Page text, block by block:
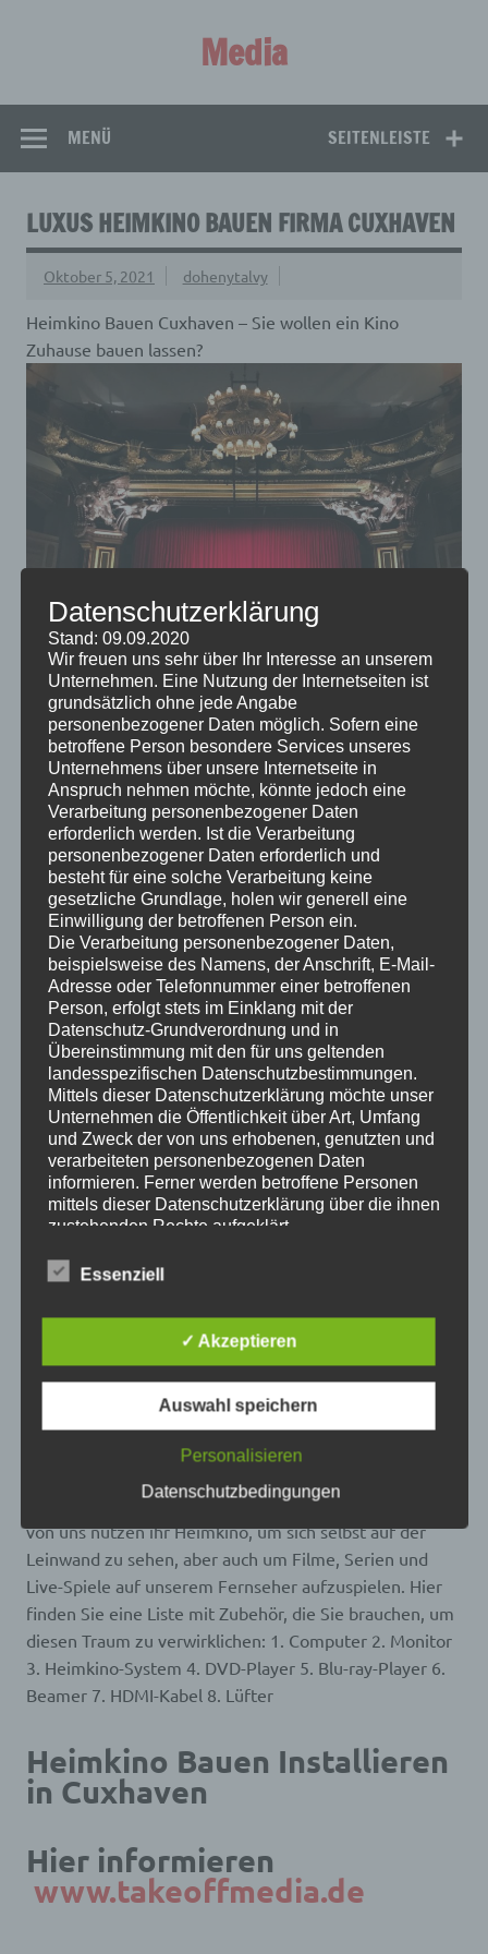
Media
SEITENLEISTE
MENÜ
LUXUS HEIMKINO BAUEN FIRMA CUXHAVEN
Oktober 5, 2021 dohenytalvy
Heimkino Bauen Cuxhaven – Sie wollen ein Kino
Zuhause bauen lassen?
Es gibt noch lange kein entscheidendes Argument für
oder gegen das Fernsehen, einige Experten meinen,
dass wir uns anderen Freizeitbeschäftigungen
zuwenden sollten. Wenn Sie Fernsehen noch immer
entspannend finden, könnten Sie sich doch ein eigenes
Heimkino anschaffen.
Hier informieren
Luxus Heimkino Bauen Firma
populärer Trend in unserer modernen, teilweise sehr
digitalen Zeit. In unserem Haus sind die Wände mit
Bildern von Wasserfällen bedeckt, während wir auf
einem Sofa liegen, auf dem Boden liegen blaue
Schatten auf unseren Beinen. Mit Blick auf die Wände
schweben wir in unserem Wohnzimmer – wenn wir
wie die Sterne am Nachthimmel leuchten. Die meisten
von uns nutzen ihr Heimkino, um sich selbst auf der
Leinwand zu sehen, aber auch um Filme, Serien und
Live-Spiele auf unserem Fernseher aufzuspielen. Hier
finden Sie eine Liste mit Zubehör, die Sie brauchen, um
diesen Traum zu verwirklichen: 1. Computer 2. Monitor
3. Heimkino-System 4. DVD-Player 5. Blu-ray-Player 6.
Beamer 7. HDMI-Kabel 8. Lüfter
Heimkino Bauen Installieren
in Cuxhaven
Hier informieren
www.takeoffmedia.de
Datenschutzerklärung
Stand: 09.09.2020
Wir freuen uns sehr über Ihr Interesse an unserem
Unternehmen. Eine Nutzung der Internetseiten ist
grundsätzlich ohne jede Angabe
personenbezogener Daten möglich. Sofern eine
betroffene Person besondere Services unseres
Unternehmens über unsere Internetseite in
Anspruch nehmen möchte, könnte jedoch eine
Verarbeitung personenbezogener Daten
erforderlich werden. Ist die Verarbeitung
personenbezogener Daten erforderlich und
besteht für eine solche Verarbeitung keine
gesetzliche Grundlage, holen wir generell eine
Einwilligung der betroffenen Person ein.
Die Verarbeitung personenbezogener Daten,
beispielsweise des Namens, der Anschrift, E-Mail-
Adresse oder Telefonnummer einer betroffenen
Person, erfolgt stets im Einklang mit der
Datenschutz-Grundverordnung und in
Übereinstimmung mit den für uns geltenden
landesspezifischen Datenschutzbestimmungen.
Mittels dieser Datenschutzerklärung möchte unser
Unternehmen die Öffentlichkeit über Art, Umfang
und Zweck der von uns erhobenen, genutzten und
verarbeiteten personenbezogenen Daten
informieren. Ferner werden betroffene Personen
mittels dieser Datenschutzerklärung über die ihnen
zustehenden Rechte aufgeklärt.
zahlreiche technische und organisatorische
lückenlosen Schutz der über diese Internetseite
verarbeiteten personenbezogenen Daten
sicherzustellen. Dennoch können Internetbasierte
Datenübertragungen grundsätzlich
Sicherheitslücken aufweisen, sodass ein absoluter
diesem Grund steht es jeder betroffenen Person
frei, personenbezogene Daten auch auf
alternativen Wegen, beispielsweise telefonisch, an
Begriffsbestimmungen
Die Datenschutzerklärung beruht auf den
Begrifflichkeiten, die durch den Europäischen
Richtlinien- und Verordnungsgeber beim Erlass
der Datenschutz-Grundverordnung (DS-GVO)
verwendet wurden. Unsere Datenschutzerklärung
soll sowohl für die Öffentlichkeit als auch für
gewährleisten, möchten wir vorab die verwendeten
Begrifflichkeiten erläutern.
Wir verwenden in dieser Datenschutzerklärung
a) personenbezogene Daten
Essenziell
✓ Akzeptieren
Auswahl speichern
Personalisieren
Datenschutzbedingungen